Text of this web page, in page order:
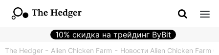
10% скидка на трейдинг ByBit
The Hedger Alien Chicken Farm Новости Alien Chicken Farm